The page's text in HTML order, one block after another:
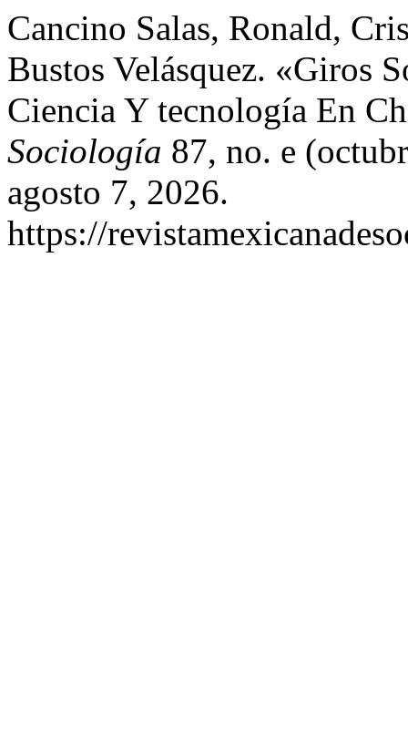
Cancino Salas, Ronald,
Bustos Velásquez. «Giros
Ciencia Y tecnología En
Sociología 87, no. e
agosto 7, 2026.
https://